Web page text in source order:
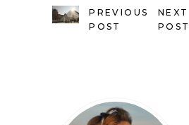
PREVIOUS
POST
NEXT
POST